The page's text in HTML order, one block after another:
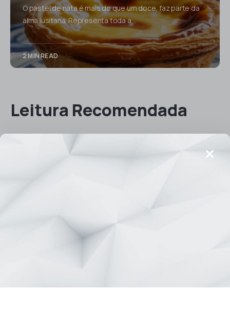
O pastel de nata é mais do que um doce, faz parte da
alma lusitana. Representa toda a…
2 MIN READ
Leitura Recomendada
À Espera de serem